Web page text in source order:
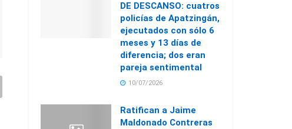
DE DESCANSO: cuatros
policías de Apatzingán,
ejecutados con sólo 6
meses y 13 días de
diferencia; dos eran
pareja sentimental
10/07/2026
Ratifican a Jaime
Maldonado Contreras